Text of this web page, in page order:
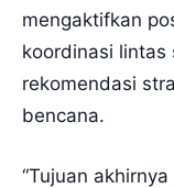
mengaktifkan
koordinasi lintas
rekomendasi
bencana.
“Tujuan